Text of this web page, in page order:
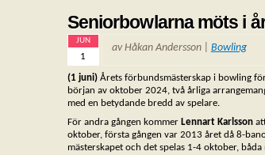
Seniorbowlarna möts i
JUN
1
av Håkan Andersson | Bowling
(1 juni)Årets förbundsmästerskap i bowling
början av oktober 2024, två årliga
med en betydande bredd av spelare.
För andra gången kommerLennart Karlsson
oktober, första gången var 2013 året då 8-
mästerskapet och det spelas 1-4 oktober,